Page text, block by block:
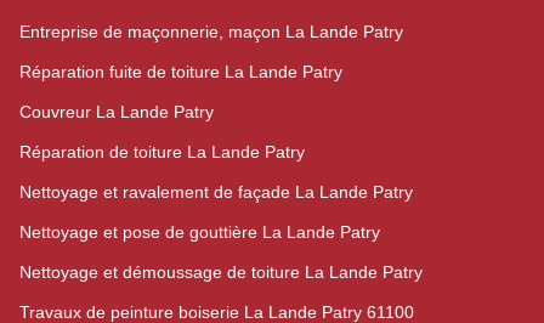
Entreprise de maçonnerie, maçon La Lande Patry
Réparation fuite de toiture La Lande Patry
Couvreur La Lande Patry
Réparation de toiture La Lande Patry
Nettoyage et ravalement de façade La Lande Patry
Nettoyage et pose de gouttière La Lande Patry
Nettoyage et démoussage de toiture La Lande Patry
Travaux de peinture boiserie La Lande Patry 61100